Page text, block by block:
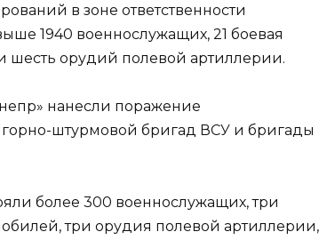
в зоне ответственности
1940 военнослужащих, 21 боевая
шесть орудий полевой артиллерии.
нанесли поражение
штурмовой бригад ВСУ и бригады
более 300 военнослужащих, три
три орудия полевой артиллерии,